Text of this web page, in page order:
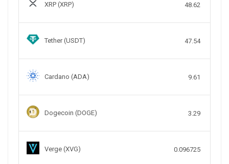
XRP (XRP) 48.62
Tether (USDT) 47.54
Cardano (ADA) 9.61
Dogecoin (DOGE) 3.29
Verge (XVG) 0.096725